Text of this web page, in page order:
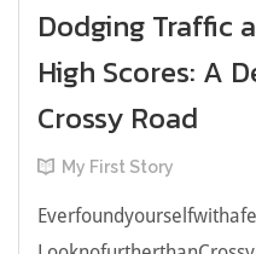
Dodging Traffic
High Scores: A
Crossy Road
My First Story